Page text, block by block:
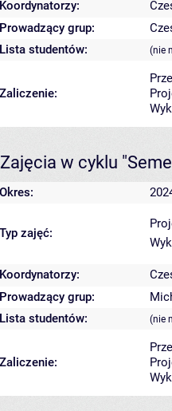
Koordynatorzy:
Prowadzący grup:
Lista studentów:
(nie
Zaliczenie:
Zajęcia w cyklu
Okres:
Typ zajęć:
Koordynatorzy:
Prowadzący grup:
Lista studentów:
(nie
Zaliczenie: